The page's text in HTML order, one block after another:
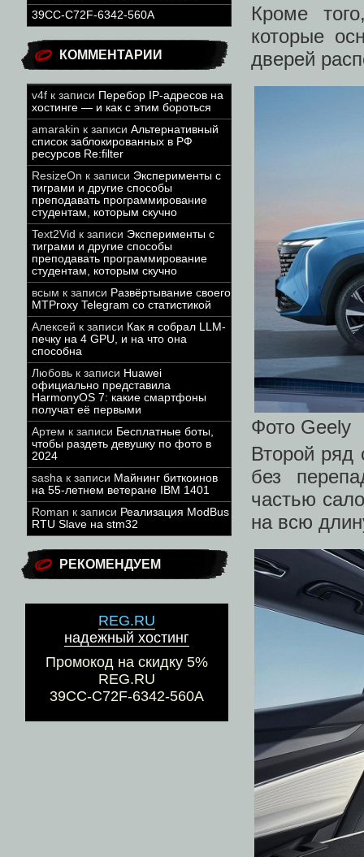
39CC-C72F-6342-560A
КОММЕНТАРИИ
v4f к записи Перебор IP-адресов на
хостинге — и как с этим бороться
amarakin к записи Альтернативный
список заблокированных в РФ
ресурсов Re:filter
ResizeOn к записи Эксперименты с
тиграми и другие способы
преподавать программирование
студентам, которым скучно
Text2Vid к записи Эксперименты с
тиграми и другие способы
преподавать программирование
студентам, которым скучно
всым к записи Развёртывание своего
MTProxy Telegram со статистикой
Алексей к записи Как я собрал LLM-
печку на 4 GPU, и на что она
способна
Любовь к записи Huawei
официально представила
HarmonyOS 7: какие смартфоны
получат её первыми
Артем к записи Бесплатные боты,
чтобы раздеть девушку по фото в
2024
sasha к записи Майнинг биткоинов
на 55-летнем ветеране IBM 1401
Roman к записи Реализация ModBus
RTU Slave на stm32
РЕКОМЕНДУЕМ
REG.RU
надежный хостинг
Промокод на скидку 5%
REG.RU
39CC-C72F-6342-560A
Кроме
которые
дверей
Фото Geely
Второй ряд
без
частью
на всю